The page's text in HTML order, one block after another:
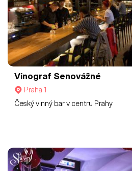
Vinograf Senovážné
Praha 1
Český vinný bar v centru Prahy